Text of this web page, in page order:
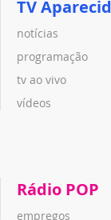
TV
notícias
programação
tv ao vivo
vídeos
Rádio POP
empregos